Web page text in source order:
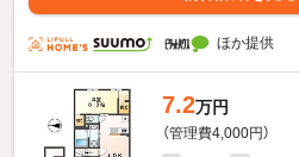
ほか提供
7.2万円
（管理費4,000円）